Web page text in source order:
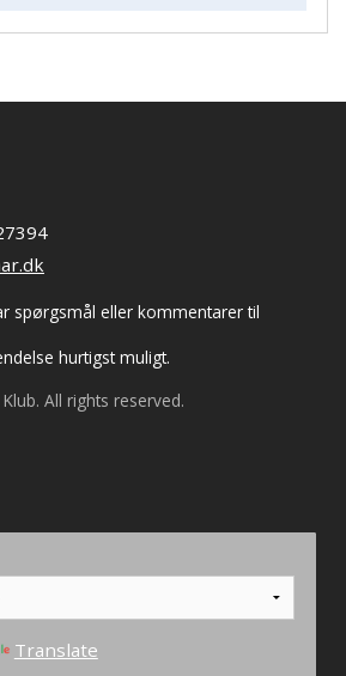
spørgsmål eller kommentarer til
hurtigst muligt.
All rights reserved.
Translate